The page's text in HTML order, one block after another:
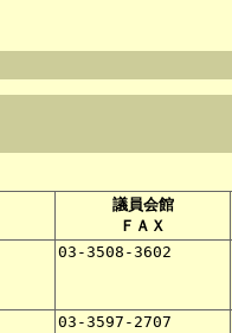
議員会館
ＦＡＸ
03-3508-3602
03-3597-2707